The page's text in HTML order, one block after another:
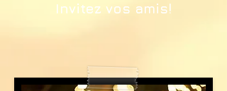
Invitez vos amis!